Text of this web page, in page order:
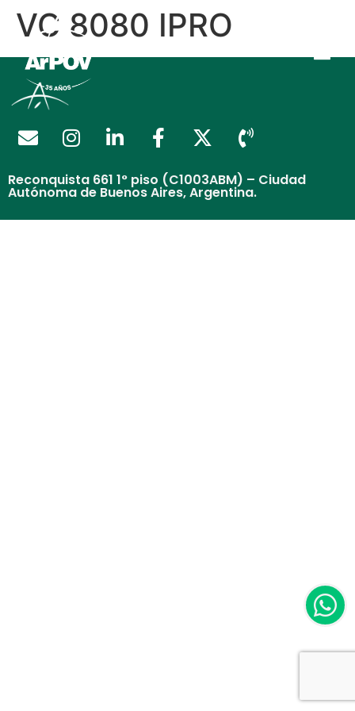
VC 8080 IPRO
Reconquista 661 1° piso (C1003ABM) – Ciudad
Autónoma de Buenos Aires, Argentina.